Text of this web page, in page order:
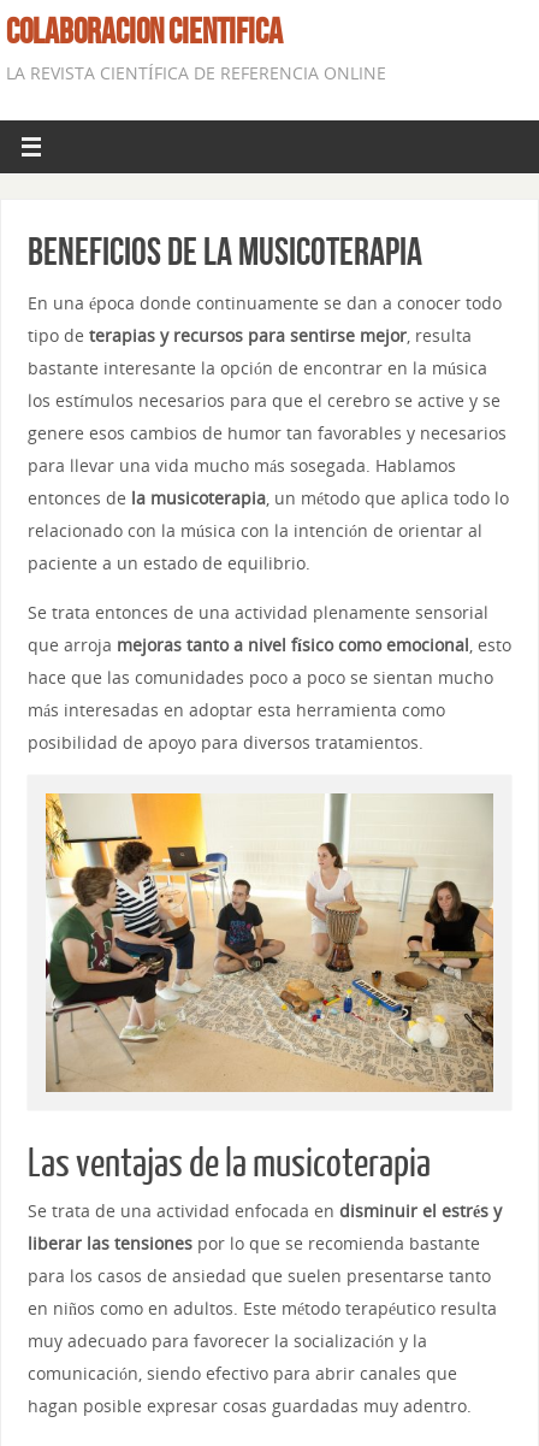
COLABORACION CIENTIFICA
LA REVISTA CIENTÍFICA DE REFERENCIA ONLINE
Beneficios de la musicoterapia
En una época donde continuamente se dan a conocer todo
tipo de terapias y recursos para sentirse mejor, resulta
bastante interesante la opción de encontrar en la música
los estímulos necesarios para que el cerebro se active y se
genere esos cambios de humor tan favorables y necesarios
para llevar una vida mucho más sosegada. Hablamos
entonces de la musicoterapia, un método que aplica todo lo
relacionado con la música con la intención de orientar al
paciente a un estado de equilibrio.
Se trata entonces de una actividad plenamente sensorial
que arroja mejoras tanto a nivel físico como emocional, esto
hace que las comunidades poco a poco se sientan mucho
más interesadas en adoptar esta herramienta como
posibilidad de apoyo para diversos tratamientos.
Las ventajas de la musicoterapia
Se trata de una actividad enfocada en disminuir el estrés y
liberar las tensionespor lo que se recomienda bastante
para los casos de ansiedad que suelen presentarse tanto
en niños como en adultos. Este método terapéutico resulta
muy adecuado para favorecer la socialización y la
comunicación, siendo efectivo para abrir canales que
hagan posible expresar cosas guardadas muy adentro.